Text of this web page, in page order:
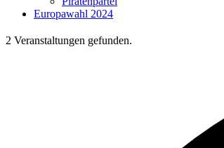
Europawahl 2024
2 Veranstaltungen gefunden.